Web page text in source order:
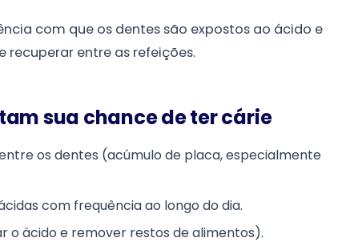
com que os dentes são expostos ao ácido e
recuperar entre as refeições.
sua chance de ter cárie
os dentes (acúmulo de placa, especialmente
com frequência ao longo do dia.
o ácido e remover restos de alimentos).